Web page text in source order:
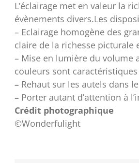
L’éclairage met en valeur la
évènements divers.Les
– Eclairage homogène des
claire de la richesse picturale
– Mise en lumière du volume
couleurs sont
– Rehaut sur les autels dans
– Porter autant d’attention à
Crédit photographique
©Wonderfulight